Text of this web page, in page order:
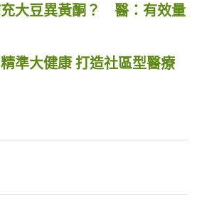
大豆異黃酮？ 醫：有效量
準大健康 打造社區型醫療